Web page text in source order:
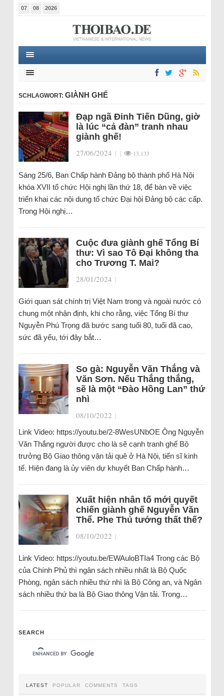
07 08 2026
SCHLAGWORT: GIÀNH GHẾ
Đạp ngã Đinh Tiến Dũng, giờ
là lúc “cả đàn” tranh nhau
giành ghế!
27/06/2024 | | 13.133
Sáng 25/6, Ban Chấp hành Đảng bộ thành phố Hà Nội
khóa XVII tổ chức Hội nghị lần thứ 18, để bàn về việc
triển khai các nội dung tổ chức Đại hội Đảng bộ các cấp.
Trong Hội nghị…
Cuộc đưa giành ghế Tổng Bí
thư: Vì sao Tô Đại không tha
cho Trương T. Mai?
28/01/2024 |
Giới quan sát chính trị Việt Nam trong và ngoài nước có
chung một nhận định, khi cho rằng, việc Tổng Bí thư
Nguyễn Phú Trọng đã bước sang tuổi 80, tuổi đã cao,
sức đã yếu, tới đây bắt…
So gà: Nguyễn Văn Thắng và
Văn Sơn. Nếu Thắng thắng,
sẽ là một “Đào Hồng Lan” thứ
nhì
08/10/2022 |
Link Video: https://youtu.be/2-8WesUNbOE Ông Nguyễn
Văn Thắng người được cho là sẽ cạnh tranh ghế Bộ
trưởng Bộ Giao thông vận tải quê ở Hà Nội, tiến sĩ kinh
tế. Hiện đang là ủy viên dự khuyết Ban Chấp hành…
Xuất hiện nhân tố mới quyết
chiến giành ghế Nguyễn Văn
Thể. Phe Thủ tướng thất thế?
08/10/2022 |
Link Video: https://youtu.be/EWAuloBTIa4 Trong các Bộ
của Chính Phủ thì ngân sách nhiều nhất là Bộ Quốc
Phòng, ngân sách nhiều thứ nhì là Bộ Công an, và Ngân
sách nhiều thứ ba là Bộ Giao thông Vận tải. Trong…
SEARCH
LATEST POPULAR COMMENTS TAGS